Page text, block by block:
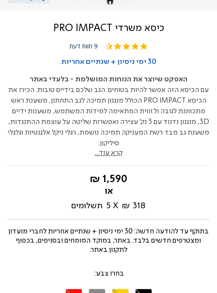
כיסא משרדי PRO IMPACT
4.4
rating
9 חוות דעת
30 ימי ניסיון + שנתיים אחריות
האפקט שיוצר את הנוחות המושלמת - בלעדי באתר
עם הכיסא הזה אפשר להיות בטוחים: הגב שלכם בידיים טובות. הכירו את
הכיסא PRO IMPACT הכולל מנגנון תמיכה לגב התחתון, משענת ראש
מתכווננת לגובה ולזווית המתאימה למידות המשתמש, משענות ידיים
3D, מנגנון נדנוד עם 3 נק' עצירה ואפשרות שליטה על עוצמת ההתנגדות,
משענת גב מבד רשת המעניקה תמיכה נושמת, רגלי ניקל אלגנטיות וגלגלי
סיליקון.
קרא עוד...
החל
1,590 ₪
318 ₪
5 תשלומים
בתוקף עד
להודעה חדשה: 30 ימי ניסיון + שנתיים אחריות לחברי מועדון
ומצטרפים חדשים בלבד. באתר, במוקד המומחים ובסניפים, בכפוף
לתקנון באתר.
צבע